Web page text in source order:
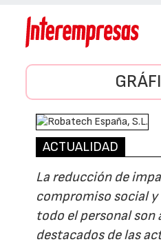
ACTUALIDAD
La reducción de
compromiso social
todo el personal son
destacados de las